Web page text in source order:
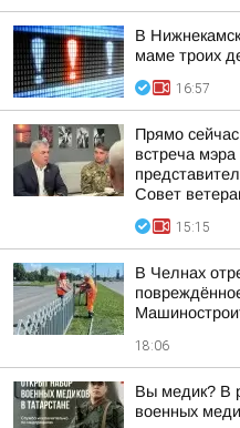
В
маме троих
16:57
Прямо
встреча
Совет
15:15
В Челнах
18:06
Вы медик? В
военных